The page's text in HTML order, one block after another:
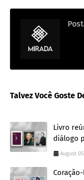
Talvez Você Goste
Livro
diálogo
August